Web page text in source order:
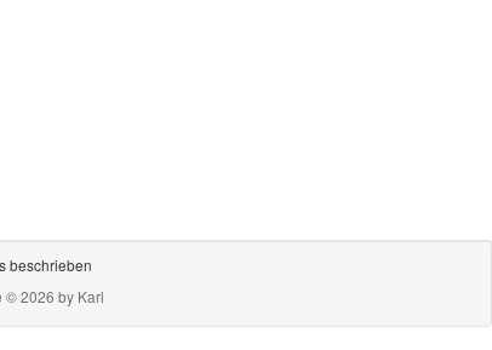
beschrieben
© 2026 by Karl